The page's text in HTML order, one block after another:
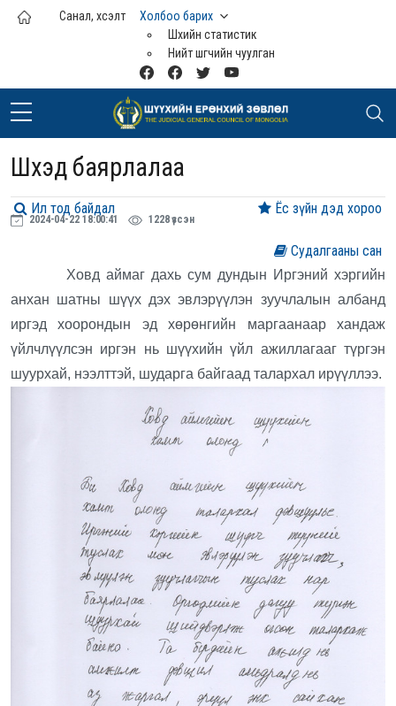
Үндсэн агуулга руу шилжих
Санал, хүсэлт
Холбоо барих
Шүүхийн статистик
Нийт шүүгчийн чуулган
Шүүхэд баярлалаа
2024-04-22 18:00:41 1228 үзсэн
Ховд аймаг дахь сум дундын Иргэний хэргийн
анхан шатны шүүх дэх эвлэрүүлэн зуучлалын албанд
иргэд хоорондын эд хөрөнгийн маргаанаар хандаж
үйлчлүүлсэн иргэн нь шүүхийн үйл ажиллагааг түргэн
шуурхай, нээлттэй, шударга байгаад талархал ирүүллээ.
Судалгааны сан
Ёс зүйн дэд хороо
Ил тод байдал